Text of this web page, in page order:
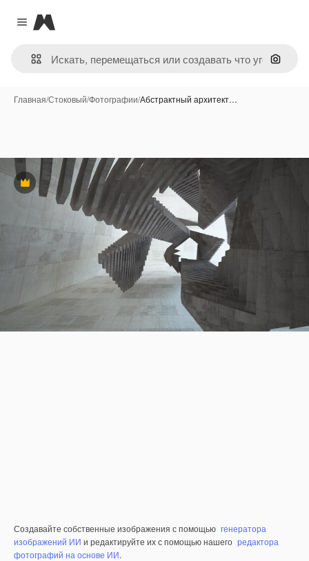
Close menu
Magnific
Поиск
Главная/Стоковый/Фотографии/Абстрактный архитект…
Премиум
Создавайте собственные изображения с помощью генератора
изображений ИИ и редактируйте их с помощью нашего редактора
фотографий на основе ИИ.